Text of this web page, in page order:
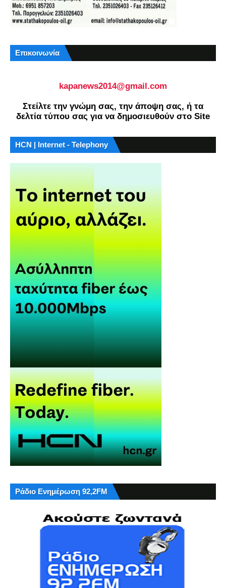
Επικοινωνία
kapanews2014@gmail.com
Στείλτε την γνώμη σας, την άποψη σας, ή τα
δελτία τύπου σας για να δημοσιευθούν στο Site
HCN | Internet - Telephony
Ράδιο Ενημέρωση 92,2FM